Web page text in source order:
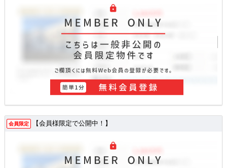
会員限定 【会員様限定で公開中！】